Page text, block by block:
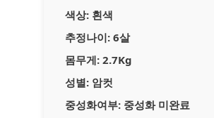
색상: 흰색
추정나이: 6살
몸무게: 2.7Kg
성별: 암컷
중성화여부: 중성화 미완료